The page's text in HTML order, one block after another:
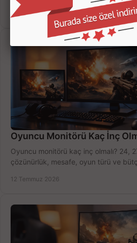
modeli, fiyatı karşılaştırın.
14 Temmuz 2026
Oyuncu Monitörü Kaç İnç
Oyuncu monitörü kaç inç olmalı? 24,
çözünürlük, mesafe, oyun türü ve
12 Temmuz 2026